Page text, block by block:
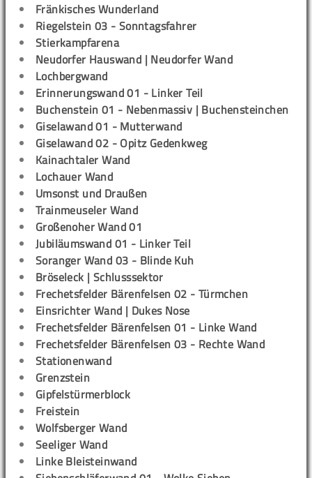
Fränkisches Wunderland
Riegelstein 03 - Sonntagsfahrer
Stierkampfarena
Neudorfer Hauswand | Neudorfer Wand
Lochbergwand
Erinnerungswand 01 - Linker Teil
Buchenstein 01 - Nebenmassiv | Buchensteinchen
Giselawand 01 - Mutterwand
Giselawand 02 - Opitz Gedenkweg
Kainachtaler Wand
Lochauer Wand
Umsonst und Draußen
Trainmeuseler Wand
Großenoher Wand 01
Jubiläumswand 01 - Linker Teil
Soranger Wand 03 - Blinde Kuh
Bröseleck | Schlusssektor
Frechetsfelder Bärenfelsen 02 - Türmchen
Einsrichter Wand | Dukes Nose
Frechetsfelder Bärenfelsen 01 - Linke Wand
Frechetsfelder Bärenfelsen 03 - Rechte Wand
Stationenwand
Grenzstein
Gipfelstürmerblock
Freistein
Wolfsberger Wand
Seeliger Wand
Linke Bleisteinwand